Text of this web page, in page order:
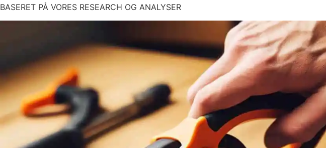
BASERET PÅ VORES RESEARCH OG ANALYSER